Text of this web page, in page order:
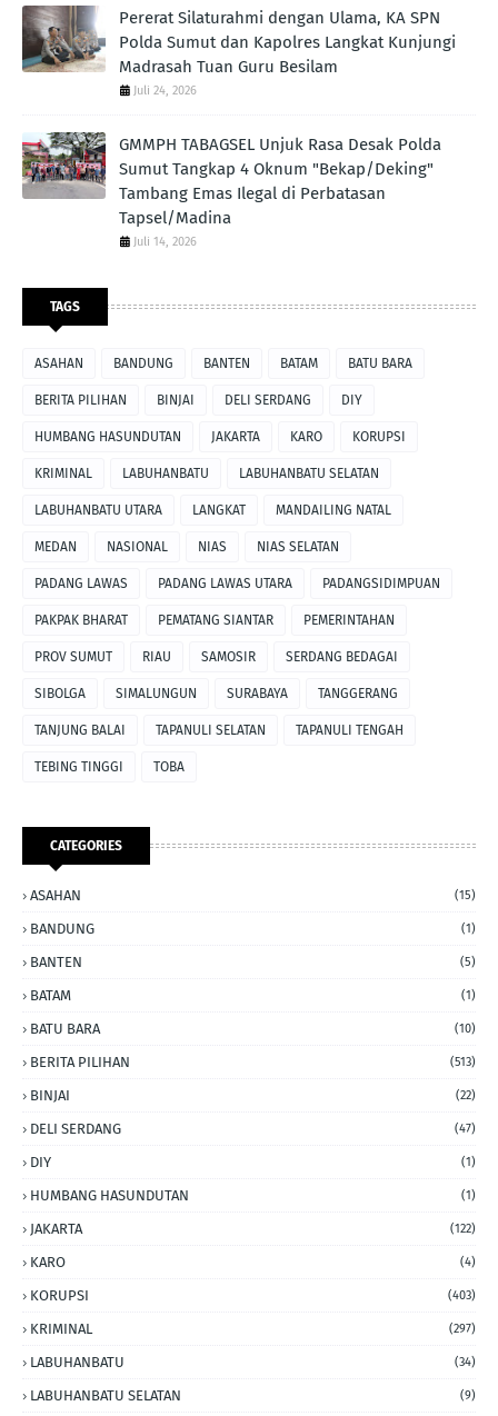
Pererat Silaturahmi dengan Ulama, KA SPN
Polda Sumut dan Kapolres Langkat Kunjungi
Madrasah Tuan Guru Besilam
Juli 24, 2026
GMMPH TABAGSEL Unjuk Rasa Desak Polda
Sumut Tangkap 4 Oknum "Bekap/Deking"
Tambang Emas Ilegal di Perbatasan
Tapsel/Madina
Juli 14, 2026
TAGS
ASAHAN BANDUNG BANTEN BATAM BATU BARA
BERITA PILIHAN BINJAI DELI SERDANG DIY
HUMBANG HASUNDUTAN JAKARTA KARO KORUPSI
KRIMINAL LABUHANBATU LABUHANBATU SELATAN
LABUHANBATU UTARA LANGKAT MANDAILING NATAL
MEDAN NASIONAL NIAS NIAS SELATAN
PADANG LAWAS PADANG LAWAS UTARA PADANGSIDIMPUAN
PAKPAK BHARAT PEMATANG SIANTAR PEMERINTAHAN
PROV SUMUT RIAU SAMOSIR SERDANG BEDAGAI
SIBOLGA SIMALUNGUN SURABAYA TANGGERANG
TANJUNG BALAI TAPANULI SELATAN TAPANULI TENGAH
TEBING TINGGI TOBA
CATEGORIES
ASAHAN (15)
BANDUNG (1)
BANTEN (5)
BATAM (1)
BATU BARA (10)
BERITA PILIHAN (513)
BINJAI (22)
DELI SERDANG (47)
DIY (1)
HUMBANG HASUNDUTAN (1)
JAKARTA (122)
KARO (4)
KORUPSI (403)
KRIMINAL (297)
LABUHANBATU (34)
LABUHANBATU SELATAN (9)